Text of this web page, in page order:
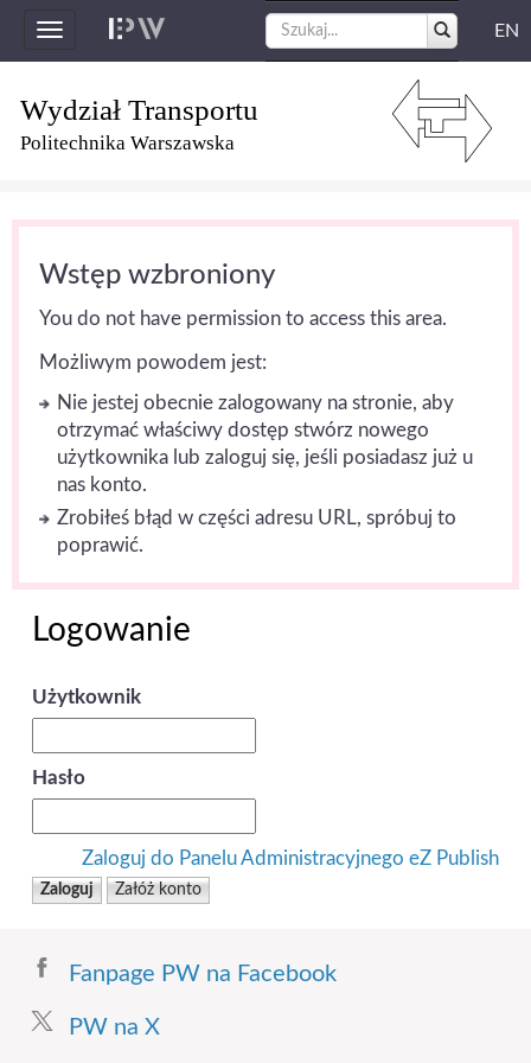
Toggle
navigation
EN
Wydział Transportu
Politechnika Warszawska
Wstęp wzbroniony
You do not have permission to access this area.
Możliwym powodem jest:
Nie jestej obecnie zalogowany na stronie, aby
otrzymać właściwy dostęp stwórz nowego
użytkownika lub zaloguj się, jeśli posiadasz już u
nas konto.
Zrobiłeś błąd w części adresu URL, spróbuj to
poprawić.
Logowanie
Użytkownik
Hasło
Zaloguj do Panelu Administracyjnego eZ Publish
Fanpage PW na Facebook
PW na X